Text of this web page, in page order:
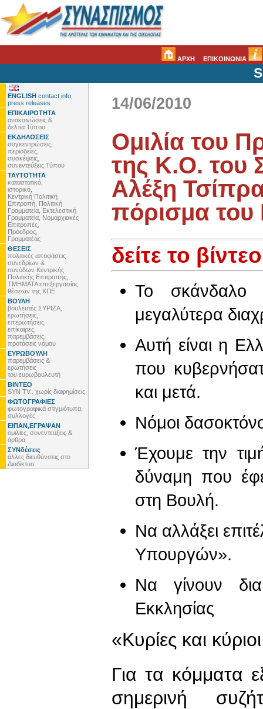
ΑΡΧΗ ΕΠΙΚΟΙΝΩΝΙΑ
ENGLISH contact info,
press releases
ΕΠΙΚΑΙΡΟΤΗΤΑ
ανακοινώσεις &
δελτία Τύπου
ΕΚΔΗΛΩΣΕΙΣ
συγκεντρώσεις,
περιοδείες,
συσκέψεις,
συνεντεύξεις Τύπου
ΤΑΥΤΟΤΗΤΑ
καταστατικό,
ιστορικό,
Κεντρική Πολιτική
Επιτροπή, Πολιτική
Γραμματεία, Εκτελεστική
Γραμματεία, Νομαρχιακές
Επιτροπές,
Πρόεδρος,
Γραμματέας
ΘΕΣΕΙΣ
πολιτικές αποφάσεις
συνεδρίων &
συνόδων Κεντρικής
Πολιτικής Επιτροπής,
ΤΜΗΜΑΤΑ επεξεργασίας
θέσεων της ΚΠΕ
ΒΟΥΛΗ
βουλευτές ΣΥΡΙΖΑ,
ερωτήσεις,
επερωτήσεις,
επίκαιρες,
παρεμβάσεις,
προτάσεις νόμου
ΕΥΡΩΒΟΥΛΗ
παρεμβάσεις &
ερωτήσεις
του ευρωβουλευτή
ΒΙΝΤΕΟ
SYN TV.. χωρίς διαφημίσεις
ΦΩΤΟΓΡΑΦΙΕΣ
φωτογραφικά στιγμιότυπα,
συλλογές
ΕΙΠΑΝ,ΕΓΡΑΨΑΝ
ομιλίες, συνεντεύξεις &
άρθρα
ΣΥΝδέσεις
άλλες διευθύνσεις στο
Διαδίκτυο
14/06/2010
Ομιλία του
της Κ.Ο. του
Αλέξη
πόρισμα του
δείτε το βίντεο
Το σκάνδαλο
μεγαλύτερα
Αυτή είναι η
που
και μετά.
Νόμοι
Έχουμε την
δύναμη που
στη Βουλή.
Να αλλάξει
Υπουργών».
Να γίνουν
Εκκλησίας
«Κυρίες και
Για τα κόμματα
σημερινή